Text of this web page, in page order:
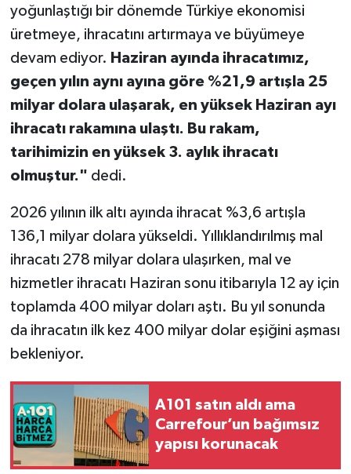
yoğunlaştığı bir dönemde Türkiye ekonomisi
üretmeye, ihracatını artırmaya ve büyümeye
devam ediyor. Haziran ayında ihracatımız,
geçen yılın aynı ayına göre %21,9 artışla 25
milyar dolara ulaşarak, en yüksek Haziran ayı
ihracatı rakamına ulaştı. Bu rakam,
tarihimizin en yüksek 3. aylık ihracatı
olmuştur." dedi.
2026 yılının ilk altı ayında ihracat %3,6 artışla
136,1 milyar dolara yükseldi. Yıllıklandırılmış mal
ihracatı 278 milyar dolara ulaşırken, mal ve
hizmetler ihracatı Haziran sonu itibarıyla 12 ay için
toplamda 400 milyar doları aştı. Bu yıl sonunda
da ihracatın ilk kez 400 milyar dolar eşiğini aşması
bekleniyor.
A101 satın aldı ama
Carrefour’un bağımsız
yapısı korunacak